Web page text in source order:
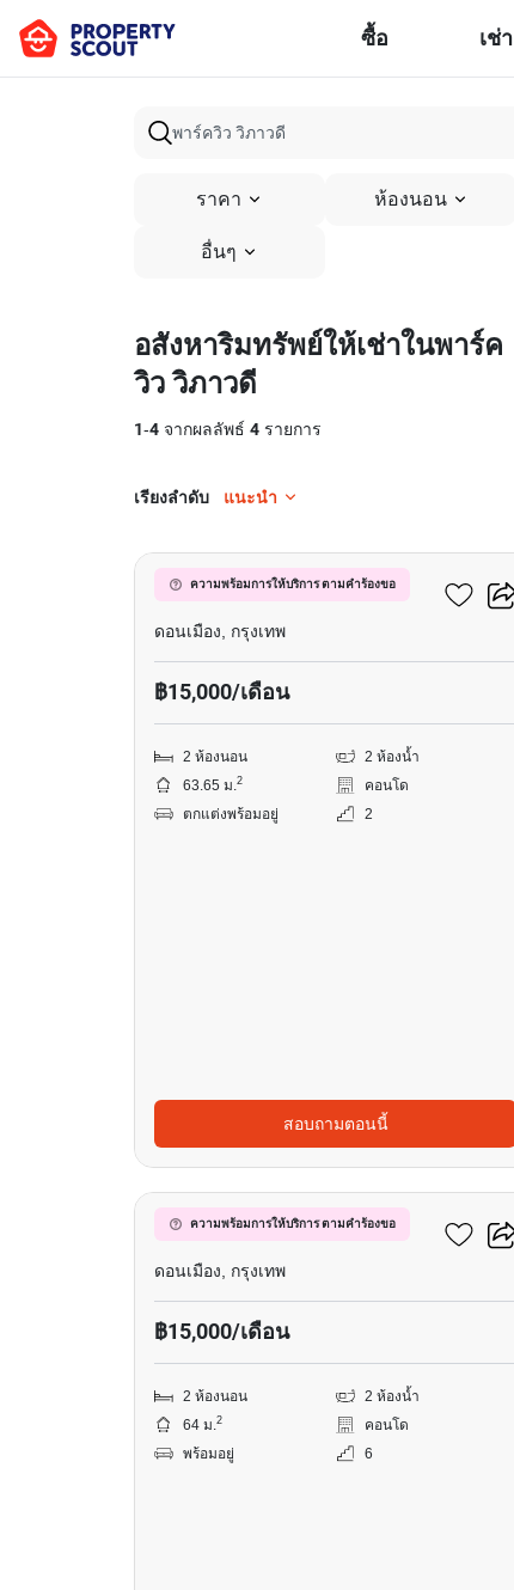
ซื้อ เช่า
ราคา ห้องนอน
อื่นๆ
อสังหาริมทรัพย์ให้เช่าในพาร์ค
วิว วิภาวดี
1-4 จากผลลัพธ์ 4 รายการ
เรียงลำดับ แนะนำ
ความพร้อมการให้บริการ ตามคำร้องขอ
พาร์ควิว วิภาวดี
ดอนเมือง, กรุงเทพ
฿15,000/เดือน
2 ห้องนอน
2 ห้องน้ำ
63.65 ม.2
คอนโด
ตกแต่งพร้อมอยู่
2
สอบถามตอนนี้
ความพร้อมการให้บริการ ตามคำร้องขอ
6
พาร์ควิว วิภาวดี
ดอนเมือง, กรุงเทพ
฿15,000/เดือน
2 ห้องนอน
2 ห้องน้ำ
64 ม.2
คอนโด
พร้อมอยู่
6